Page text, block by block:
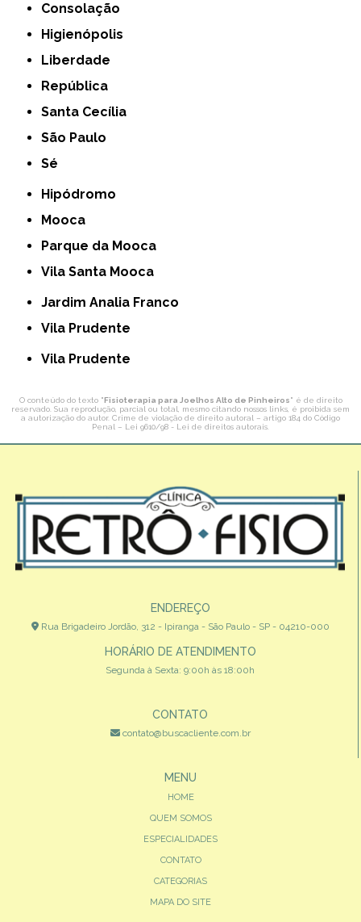
Consolação
Higienópolis
Liberdade
República
Santa Cecília
São Paulo
Sé
Hipódromo
Mooca
Parque da Mooca
Vila Santa Mooca
Jardim Analia Franco
Vila Prudente
Vila Prudente
O conteúdo do texto "Fisioterapia para Joelhos Alto de Pinheiros" é de direito
reservado. Sua reprodução, parcial ou total, mesmo citando nossos links, é proibida sem
a autorização do autor. Crime de violação de direito autoral – artigo 184 do Código
Penal – Lei 9610/98 - Lei de direitos autorais
ENDEREÇO
Rua Brigadeiro Jordão, 312 - Ipiranga - São Paulo - SP - 04210-000
HORÁRIO DE ATENDIMENTO
Segunda à Sexta: 9:00h às 18:00h
CONTATO
contato@buscacliente.com.br
MENU
HOME
QUEM SOMOS
ESPECIALIDADES
CONTATO
CATEGORIAS
MAPA DO SITE